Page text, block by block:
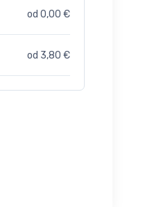
od 0,00 €
od 3,80 €